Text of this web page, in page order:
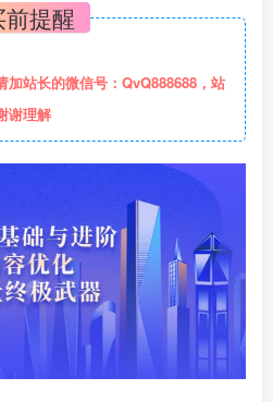
前提醒
加站长的微信号：QvQ888688，站
谢理解